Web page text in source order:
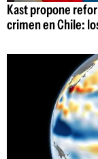
Kast propone
crimen en Chile: